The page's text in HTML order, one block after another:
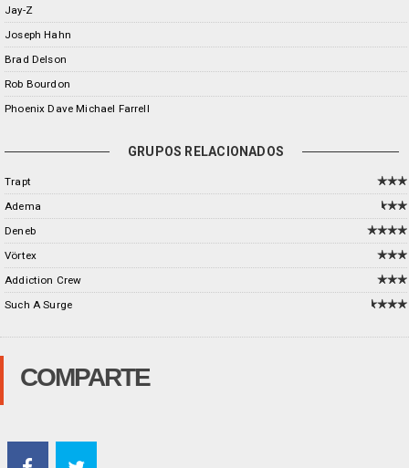
Jay-Z
Joseph Hahn
Brad Delson
Rob Bourdon
Phoenix Dave Michael Farrell
GRUPOS RELACIONADOS
Trapt
Adema
Deneb
Vörtex
Addiction Crew
Such A Surge
COMPARTE